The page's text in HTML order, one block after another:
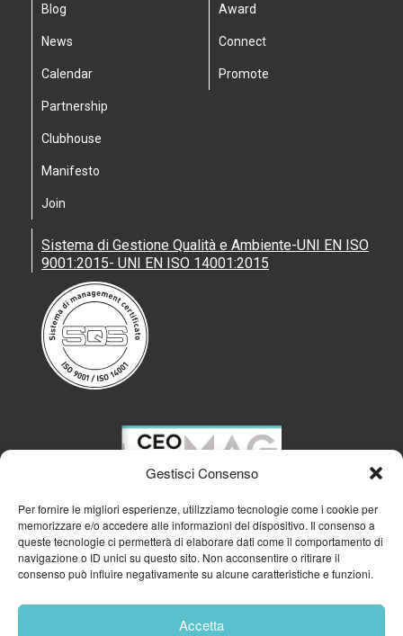
Gestisci Consenso
Per fornire le migliori esperienze, utilizziamo tecnologie come i cookie per
memorizzare e/o accedere alle informazioni del dispositivo. Il consenso a
queste tecnologie ci permetterà di elaborare dati come il comportamento di
navigazione o ID unici su questo sito. Non acconsentire o ritirare il
consenso può influire negativamente su alcune caratteristiche e funzioni.
Accetta
Blog
News
Calendar
Partnership
Clubhouse
Manifesto
Join
Award
Connect
Promote
Sistema di Gestione Qualità e Ambiente-UNI EN ISO
9001:2015- UNI EN ISO 14001:2015